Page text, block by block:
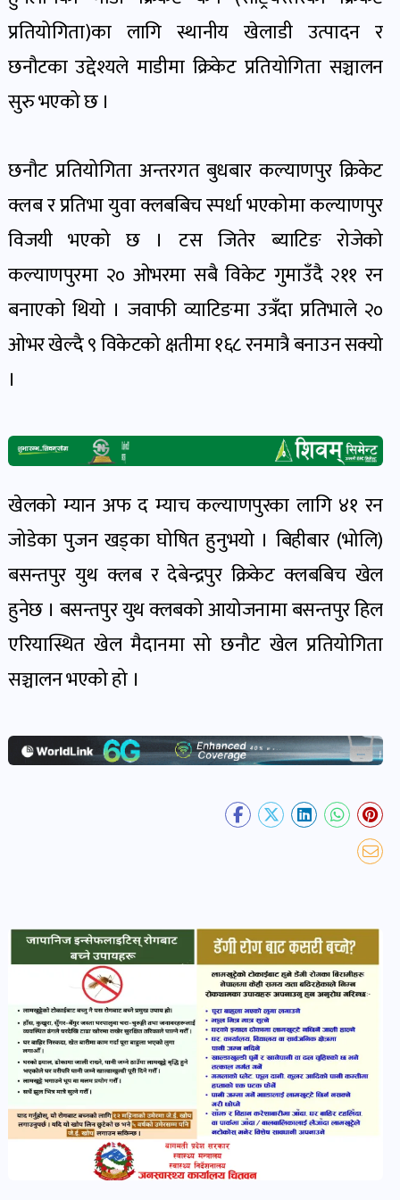
पर्यटन
खबर
पोष्ट
शिक्षा
खबर
पोष्ट
जोखिम
पोष्ट
र
खेलाडी
अपराध
खबर
पोष्ट
स्वास्थ्य
खबर
संस्कृति
पोष्ट
वन-
वातावरण
पोष्ट
कला-
प्रतियोगिता)का लागि स्थानीय खेलाडी उत्पादन र
छनौटका उद्देश्यले माडीमा क्रिकेट प्रतियोगिता सञ्चालन
सुरु भएको छ ।
छनौट प्रतियोगिता अन्तरगत बुधबार कल्याणपुर क्रिकेट
क्लब र प्रतिभा युवा क्लबबिच स्पर्धा भएकोमा कल्याणपुर
विजयी भएको छ । टस जितेर ब्याटिङ रोजेको
कल्याणपुरमा २० ओभरमा सबै विकेट गुमाउँदै २११ रन
बनाएको थियो । जवाफी व्याटिङमा उत्रँदा प्रतिभाले २०
ओभर खेल्दै ९ विकेटको क्षतीमा १६८ रनमात्रै बनाउन सक्यो
।
खेलको म्यान अफ द म्याच कल्याणपुरका लागि ४१ रन
जोडेका पुजन खड्‌का घोषित हुनुभयो । बिहीबार (भोलि)
बसन्तपुर युथ क्लब र देबेन्द्रपुर क्रिकेट क्लबबिच खेल
हुनेछ । बसन्तपुर युथ क्लबको आयोजनामा बसन्तपुर हिल
एरियास्थित खेल मैदानमा सो छनौट खेल प्रतियोगिता
सञ्चालन भएको हो ।